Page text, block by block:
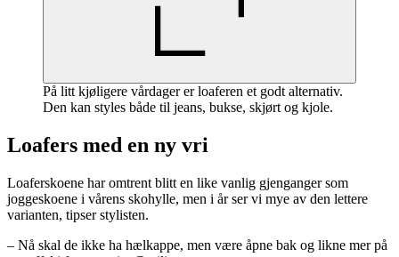
På litt kjøligere vårdager er loaferen et godt alternativ.
Den kan styles både til jeans, bukse, skjørt og kjole.
Loafers med en ny vri
Loaferskoene har omtrent blitt en like vanlig gjenganger som
joggeskoene i vårens skohylle, men i år ser vi mye av den lettere
varianten, tipser stylisten.
– Nå skal de ikke ha hælkappe, men være åpne bak og likne mer på